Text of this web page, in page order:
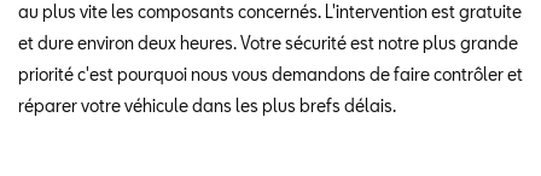
au plus vite les composants concernés. L'intervention est gratuite
et dure environ deux heures. Votre sécurité est notre plus grande
priorité c'est pourquoi nous vous demandons de faire contrôler et
réparer votre véhicule dans les plus brefs délais.